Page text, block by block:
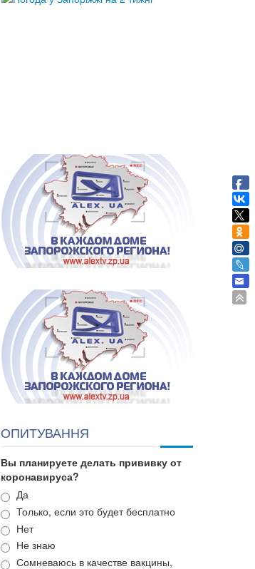
ОПИТУВАННЯ
Вы планируете делать прививку от
коронавируса?
Варианты
Да
Только, если это будет бесплатно
Нет
Не знаю
Сомневаюсь в качестве вакцины,